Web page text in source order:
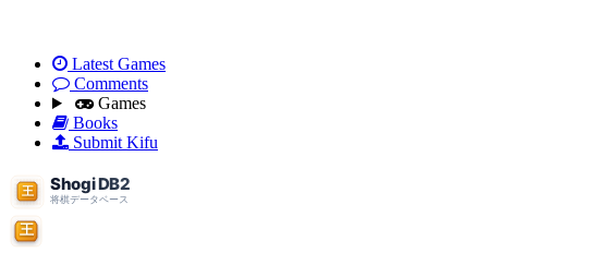
Latest Games
Comments
Games
Books
Submit Kifu